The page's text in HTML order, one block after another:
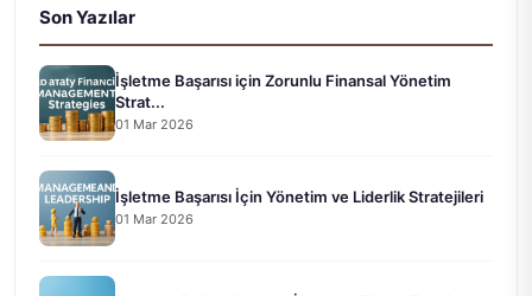
Son Yazılar
İşletme Başarısı için Zorunlu Finansal Yönetim
Strat...
01 Mar 2026
İşletme Başarısı İçin Yönetim ve Liderlik Stratejileri
01 Mar 2026